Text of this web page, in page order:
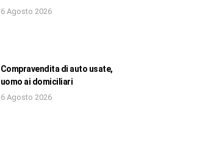
6 Agosto 2026
Compravendita di auto usate,
uomo ai domiciliari
6 Agosto 2026